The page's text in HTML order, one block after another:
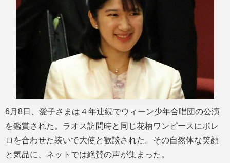
6月8日、愛子さまは４年連続でウィーン少年合唱団の公演
を鑑賞された。ラオス訪問時と同じ花柄ワンピースにボレ
ロを合わせた装いで大使と歓談された。その自然体な笑顔
と気品に、ネットでは絶賛の声が集まった。